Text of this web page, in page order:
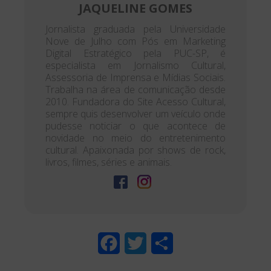
JAQUELINE GOMES
Jornalista graduada pela Universidade
Nove de Julho com Pós em Marketing
Digital Estratégico pela PUC-SP, é
especialista em Jornalismo Cultural,
Assessoria de Imprensa e Mídias Sociais.
Trabalha na área de comunicação desde
2010. Fundadora do Site Acesso Cultural,
sempre quis desenvolver um veículo onde
pudesse noticiar o que acontece de
novidade no meio do entretenimento
cultural. Apaixonada por shows de rock,
livros, filmes, séries e animais.